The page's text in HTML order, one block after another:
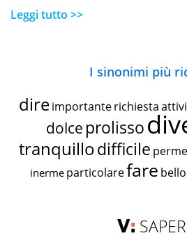
Leggi tutto >>
I sinonimi più
dire importante richiesta
dolce prolisso
tranquillodifficile
inerme particolarefare bello